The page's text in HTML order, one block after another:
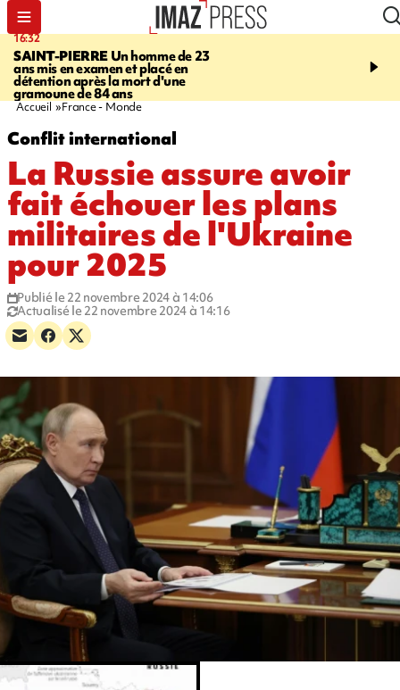
16:32
SAINT-PIERREUn homme de 23
ans mis en examen et placé en
détention après la mort d'une
gramoune de 84 ans
21:08
et Turquie scellent un
Accueil France - Monde
Conflit international
La Russie assure avoir
fait échouer les plans
militaires de l'Ukraine
pour 2025
Publié le 22 novembre 2024 à 14:06
Actualisé le 22 novembre 2024 à 14:16